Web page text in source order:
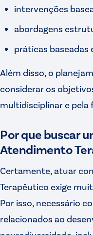
intervenções
abordagens
práticas baseadas
Além disso, o
considerar os
multidisciplinar e pela
Por que buscar
Atendimento
Certamente, atuar
Terapêutico exige
Por isso, necessário
relacionados ao